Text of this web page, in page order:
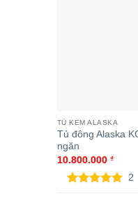
TỦ KEM ALASKA
Tủ đông Alaska
ngăn
10.800.000 ₫
2